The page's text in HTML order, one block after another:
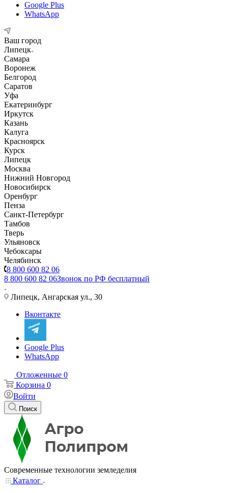
Google Plus
WhatsApp
Ваш город
Липецк
Самара
Воронеж
Белгород
Саратов
Уфа
Екатеринбург
Иркутск
Казань
Калуга
Красноярск
Курск
Липецк
Москва
Нижний Новгород
Новосибирск
Оренбург
Пенза
Санкт-Петербург
Тамбов
Тверь
Ульяновск
Чебоксары
Челябинск
8 800 600 82 06
8 800 600 82 06Звонок по РФ бесплатный
Липецк, Ангарская ул., 30
Вконтакте
Google Plus
WhatsApp
Отложенные 0
Корзина 0
Войти
Поиск
Современные технологии земледелия
Каталог